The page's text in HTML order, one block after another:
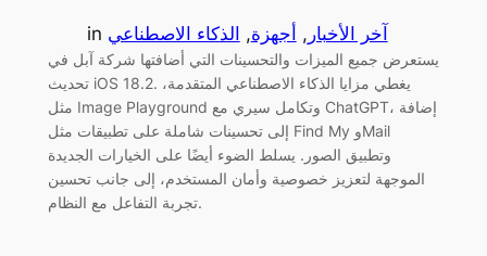
in آخر الأخبار , أجهزة, الذكاء الاصطناعي
يستعرض جميع الميزات والتحسينات التي أضافتها شركة آبل في
تحديث iOS 18.2. يغطي مزايا الذكاء الاصطناعي المتقدمة،
مثل Image Playground وتكامل سيري مع ChatGPT، إضافة
إلى تحسينات شاملة على تطبيقات مثل Find My وMail
وتطبيق الصور. يسلط الضوء أيضًا على الخيارات الجديدة
الموجهة لتعزيز خصوصية وأمان المستخدم، إلى جانب تحسين
تجربة التفاعل مع النظام.